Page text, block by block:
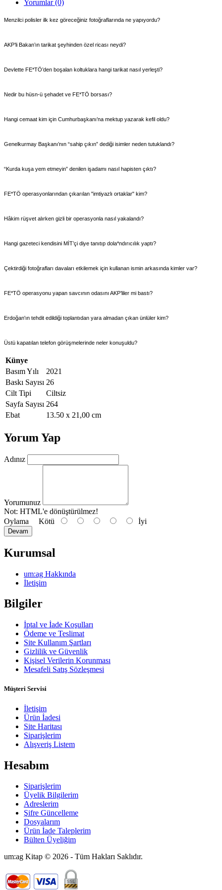
Yorumlar (0)
Menzilci polisler ilk kez göreceğiniz fotoğraflarında ne yapıyordu?
AKP’li Bakan’ın tarikat şeyhinden özel ricası neydi?
Devlette FE*TÖ’den boşalan koltuklara hangi tarikat nasıl yerleşti?
Nedir bu hüsn-ü şehadet ve FE*TÖ borsası?
Hangi cemaat kim için Cumhurbaşkanı’na mektup yazarak kefil oldu?
Genelkurmay Başkanı’nın “sahip çıkın” dediği isimler neden tutuklandı?
“Kurda kuşa yem etmeyin” denilen işadamı nasıl hapisten çıktı?
FE*TÖ operasyonlarından çıkarılan "imtiyazlı ortaklar" kim?
Hâkim rüşvet alırken gizli bir operasyonla nasıl yakalandı?
Hangi gazeteci kendisini MİT’çi diye tanıtıp dola*ndırıcılık yaptı?
Çektirdiği fotoğrafları davaları etkilemek için kullanan ismin arkasında kimler var?
FE*TÖ operasyonu yapan savcının odasını AKP’liler mi bastı?
Erdoğan'ın tehdit edildiği toplantıdan yara almadan çıkan ünlüler kim?
Üstü kapatılan telefon görüşmelerinde neler konuşuldu?
Künye
Basım Yılı
2021
Baskı Sayısı 26
Cilt Tipi
Ciltsiz
Sayfa Sayısı 264
Ebat
13.50 x 21,00 cm
Yorum Yap
Adınız
Yorumunuz
Not: HTML'e dönüştürülmez!
Oylama Kötü İyi
Devam
Kurumsal
um:ag Hakkında
İletişim
Bilgiler
İptal ve İade Koşulları
Ödeme ve Teslimat
Site Kullanım Şartları
Gizlilik ve Güvenlik
Kişisel Verilerin Korunması
Mesafeli Satış Sözleşmesi
Müşteri Servisi
İletişim
Ürün İadesi
Site Haritası
Siparişlerim
Alışveriş Listem
Hesabım
Siparişlerim
Üyelik Bilgilerim
Adreslerim
Şifre Güncelleme
Dosyalarım
Ürün İade Taleplerim
Bülten Üyeliğim
um:ag Kitap © 2026 - Tüm Hakları Saklıdır.